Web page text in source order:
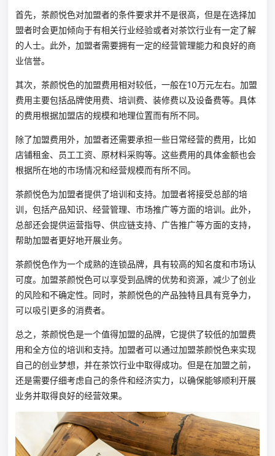
首先，茶颜悦色对加盟者的条件要求并不是很高，但是在选择加
盟者时会更加倾向于有相关行业经验或者对茶饮行业有一定了解
的人士。此外，加盟者需要拥有一定的经营管理能力和良好的商
业信誉。
其次，茶颜悦色的加盟费用相对较低，一般在10万元左右。加盟
费用主要包括品牌使用费、培训费、装修费以及设备费等。具体
的费用根据加盟店的规模和地理位置而有所不同。
除了加盟费用外，加盟者还需要承担一些日常经营的费用，比如
店铺租金、员工工资、原材料采购等。这些费用的具体金额也会
根据所在地的市场情况和经营规模而有所不同。
茶颜悦色为加盟者提供了培训和支持。加盟者将接受总部的培
训，包括产品知识、经营管理、市场推广等方面的培训。此外，
总部还会提供运营指导、供应链支持、广告推广等方面的支持，
帮助加盟者更好地开展业务。
茶颜悦色作为一个成熟的连锁品牌，具有较高的知名度和市场认
可度。加盟茶颜悦色可以享受到品牌的优势和资源，减少了创业
的风险和不确定性。同时，茶颜悦色的产品独特且具有竞争力，
可以吸引更多的消费者。
总之，茶颜悦色是一个值得加盟的品牌，它提供了较低的加盟费
用和全方位的培训和支持。加盟者可以通过加盟茶颜悦色来实现
自己的创业梦想，并在茶饮行业中取得成功。但是在加盟之前，
还是需要仔细考虑自己的条件和经济实力，以确保能够顺利开展
业务并取得良好的经营效果。